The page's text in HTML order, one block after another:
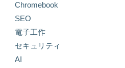
Chromebook
SEO
電子工作
セキュリティ
AI